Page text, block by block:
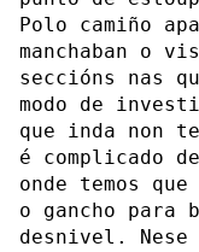
Polo camiño
manchaban o
seccións nas
modo de
que inda non
é complicado
onde temos
o gancho para
desnivel.